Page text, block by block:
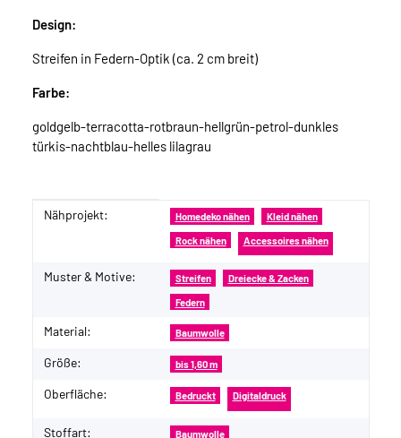
Design:
Streifen in Federn-Optik (ca. 2 cm breit)
Farbe:
goldgelb-terracotta-rotbraun-hellgrün-petrol-dunkles
türkis-nachtblau-helles lilagrau
Produkteigenschaft
Wert
Nähprojekt: Homedeko nähen Kleid nähen
Rock nähen Accessoires nähen
Muster & Motive: Streifen Dreiecke & Zacken
Federn
Material: Baumwolle
Größe: bis 1,60 m
Oberfläche: Bedruckt Digitaldruck
Stoffart: Baumwolle